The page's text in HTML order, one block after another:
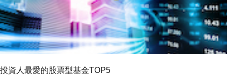
投資人最愛的股票型基金TOP5